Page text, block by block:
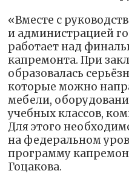
«Вместе с
и администрацией
работает над
капремонта. При
образовалась
которые можно
мебели,
учебных классов,
Для этого
на федеральном
программу
Гоцакова.